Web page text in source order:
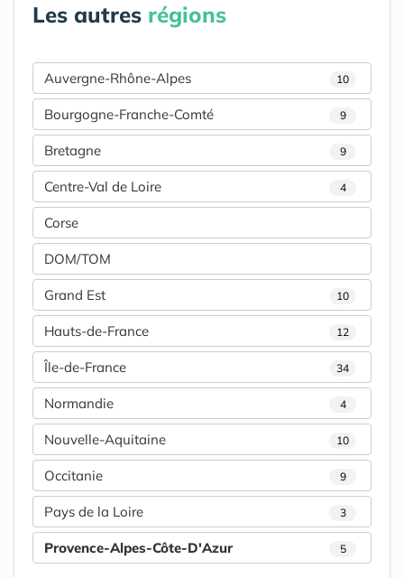
Les autres régions
Auvergne-Rhône-Alpes 10
Bourgogne-Franche-Comté 9
Bretagne 9
Centre-Val de Loire 4
Corse
DOM/TOM
Grand Est 10
Hauts-de-France 12
Île-de-France 34
Normandie 4
Nouvelle-Aquitaine 10
Occitanie 9
Pays de la Loire 3
Provence-Alpes-Côte-D'Azur 5